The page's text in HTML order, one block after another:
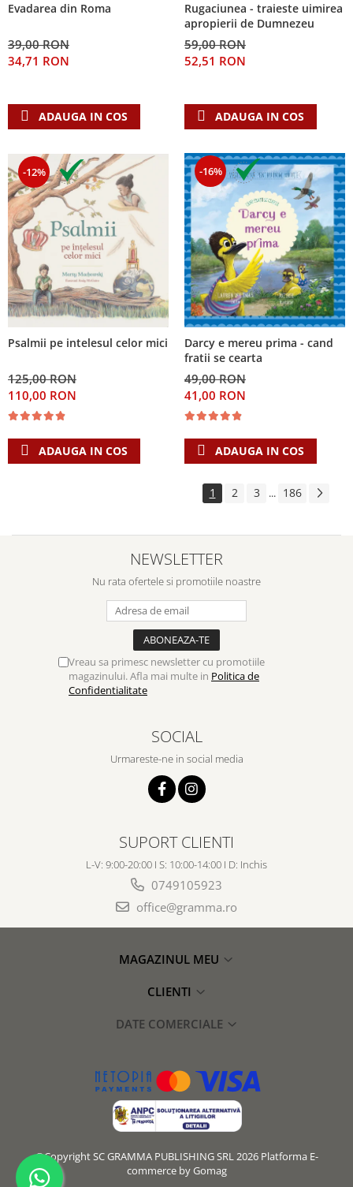
Evadarea din Roma
39,00 RON
34,71 RON
ADAUGA IN COS
Rugaciunea - traieste uimirea
apropierii de Dumnezeu
59,00 RON
52,51 RON
ADAUGA IN COS
-12%
Psalmii pe intelesul celor mici
125,00 RON
110,00 RON
ADAUGA IN COS
-16%
Darcy e mereu prima - cand
fratii se cearta
49,00 RON
41,00 RON
ADAUGA IN COS
1 2 3 ... 186
NEWSLETTER
Nu rata ofertele si promotiile noastre
Vreau sa primesc newsletter cu promotiile
magazinului. Afla mai multe in Politica de
Confidentialitate
SOCIAL
Urmareste-ne in social media
SUPORT CLIENTI
L-V: 9:00-20:00 I S: 10:00-14:00 I D: Inchis
0749105923
office@gramma.ro
MAGAZINUL MEU
CLIENTI
DATE COMERCIALE
©Copyright SC GRAMMA PUBLISHING SRL 2026 Platforma E-
commerce by Gomag